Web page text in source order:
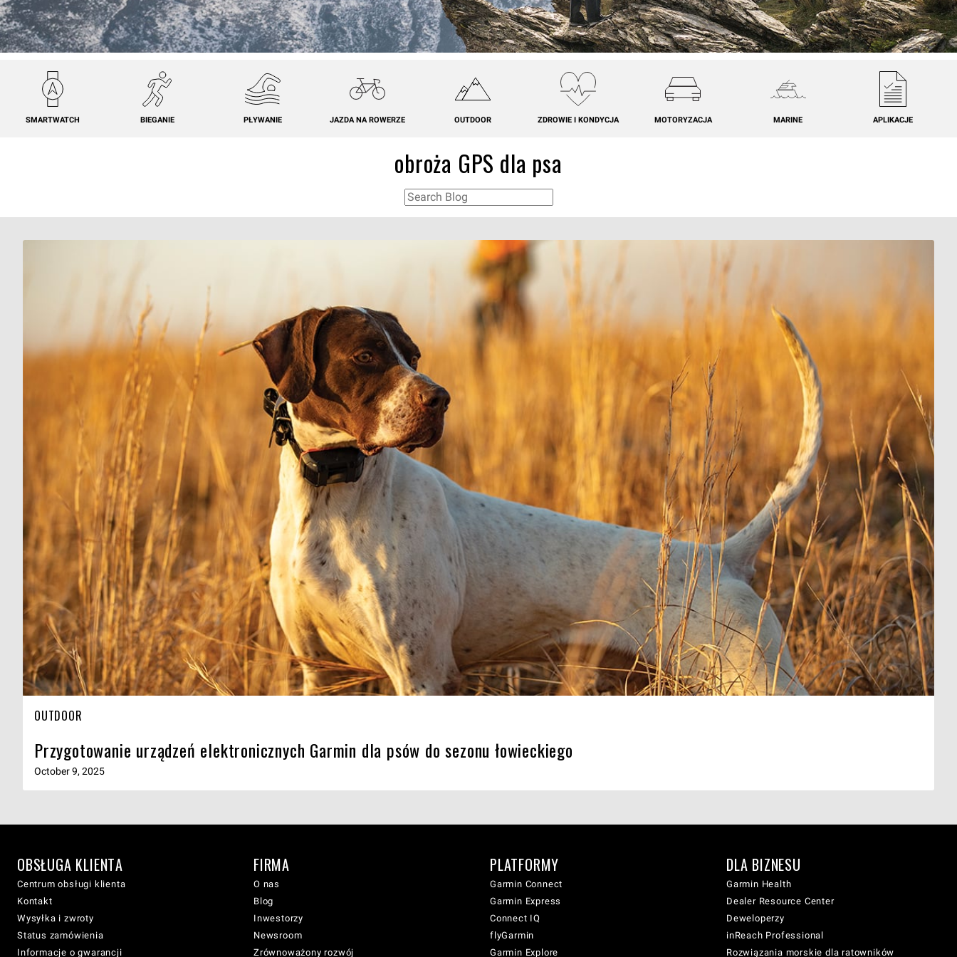
SMARTWATCH BIEGANIE PŁYWANIE JAZDA NA ROWERZE OUTDOOR ZDROWIE I KONDYCJA MOTORYZACJA MARINE APLIKACJE
obroża GPS dla psa
OUTDOOR
Przygotowanie urządzeń elektronicznych Garmin dla psów do sezonu łowieckiego
October 9, 2025
OBSŁUGA KLIENTA
Centrum obsługi klienta
Kontakt
Wysyłka i zwroty
Status zamówienia
Informacje o gwarancji
FIRMA
O nas
Blog
Inwestorzy
Newsroom
Zrównoważony rozwój
PLATFORMY
Garmin Connect
Garmin Express
Connect IQ
flyGarmin
Garmin Explore
DLA BIZNESU
Garmin Health
Dealer Resource Center
Deweloperzy
inReach Professional
Rozwiązania morskie dla ratowników